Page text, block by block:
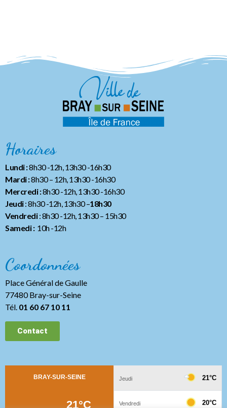
Horaires
Lundi :8h30 -12h, 13h30 -16h30
Mardi :8h30 – 12h, 13h30 -16h30
Mercredi :8h30 -12h, 13h30 -16h30
Jeudi: 8h30 -12h, 13h30 –18h30
Vendredi: 8h30 -12h, 13h30– 15h30
Samedi :10h -12h
Coordonnées
Place Général de Gaulle
77480 Bray-sur-Seine
Tél. 01 60 67 10 11
Contact